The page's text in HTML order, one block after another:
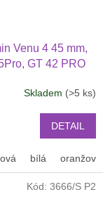
Venu 4 45 mm,
GT 42 PRO
Skladem (>5 ks)
DETAIL
bílá oranžová
Kód: 3666/S P2